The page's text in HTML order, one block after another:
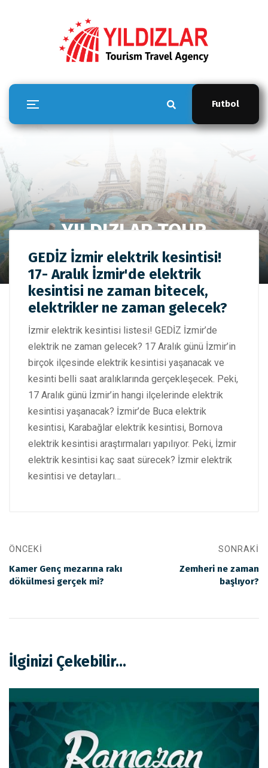
Futbol
YILDIZLAR TOUR
Anasayfa
YILDIZLAR TOUR
GEDİZ İzmir elektrik kesintisi! 17- Aralık İzmir'de elektrik
kesintisi ne zaman bitecek, elektrikler ne zaman gelecek?
GEDİZ İzmir elektrik kesintisi!
17- Aralık İzmir'de elektrik
kesintisi ne zaman bitecek,
elektrikler ne zaman gelecek?
İzmir elektrik kesintisi listesi! GEDİZ İzmir’de
elektrik ne zaman gelecek? 17 Aralık günü İzmir’in
birçok ilçesinde elektrik kesintisi yaşanacak ve
kesinti belli saat aralıklarında gerçekleşecek. Peki,
17 Aralık günü İzmir’in hangi ilçelerinde elektrik
kesintisi yaşanacak? İzmir’de Buca elektrik
kesintisi, Karabağlar elektrik kesintisi, Bornova
elektrik kesintisi araştırmaları yapılıyor. Peki, İzmir
elektrik kesintisi kaç saat sürecek? İzmir elektrik
kesintisi ve detayları…
ÖNCEKI
Kamer Genç mezarına rakı
dökülmesi gerçek mi?
SONRAKI
Zemheri ne zaman
başlıyor?
İlginizi Çekebilir...